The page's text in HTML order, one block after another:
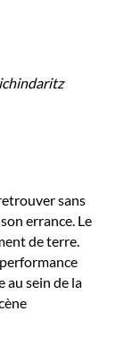
sans
errance. Le
de terre.
au sein de la